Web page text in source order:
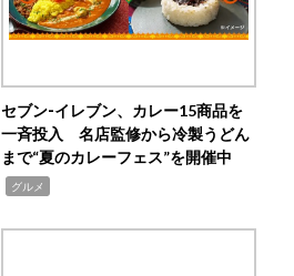
セブン‐イレブン、カレー15商品を
一斉投入 名店監修から冷製うどん
まで“夏のカレーフェス”を開催中
グルメ